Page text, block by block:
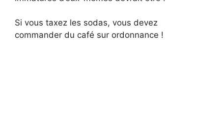
Si vous taxez les sodas, vous devez
commander du café sur ordonnance !